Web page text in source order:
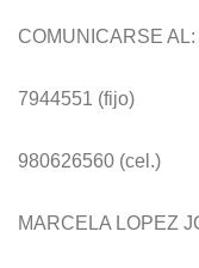
COMUNICARSE AL:
7944551 (fijo)
980626560 (cel.)
MARCELA LOPEZ